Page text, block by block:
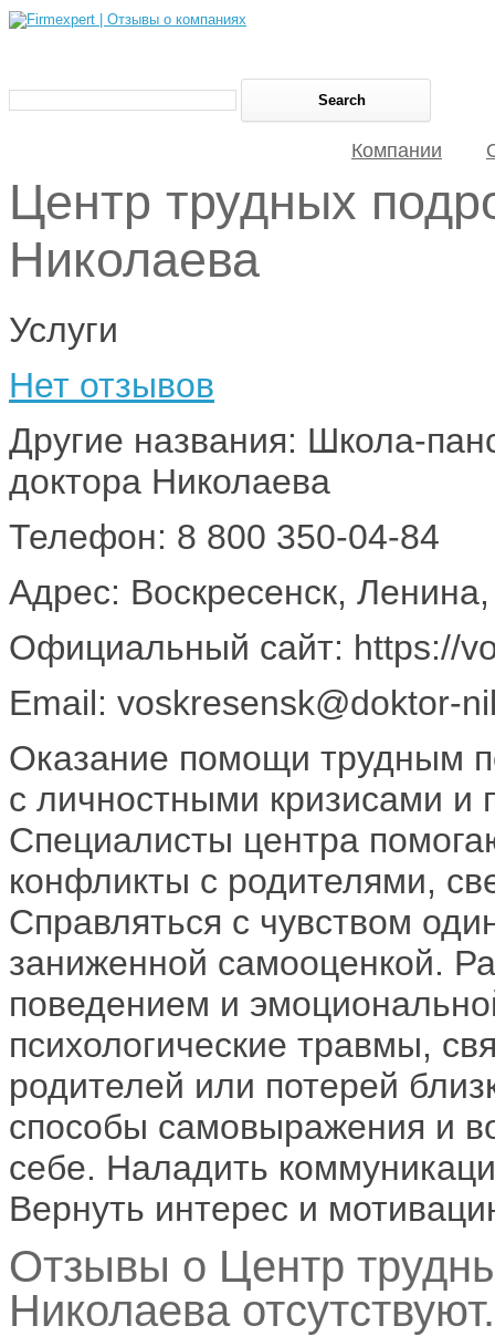
Компании
Центр трудных
Николаева
Услуги
Нет отзывов
Другие названия: Школа-
доктора Николаева
Телефон: 8 800 350-04-84
Адрес: Воскресенск,
Официальный сайт: https://
Email: voskresensk@doktor-
Оказание помощи трудным
с личностными кризисами и
Специалисты центра
конфликты с родителями,
Справляться с чувством
заниженной самооценкой.
поведением и
психологические травмы,
родителей или потерей
способы самовыражения и
себе. Наладить
Вернуть интерес и
Отзывы о Центр
Николаева отсутствуют.